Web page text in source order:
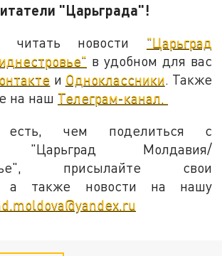
"Царьграда"!
новости "Царьград
в удобном для вас
и Одноклассники. Также
на наш Телеграм-канал.
чем поделиться с
"Царьград Молдавия/
присылайте свои
а также новости на нашу